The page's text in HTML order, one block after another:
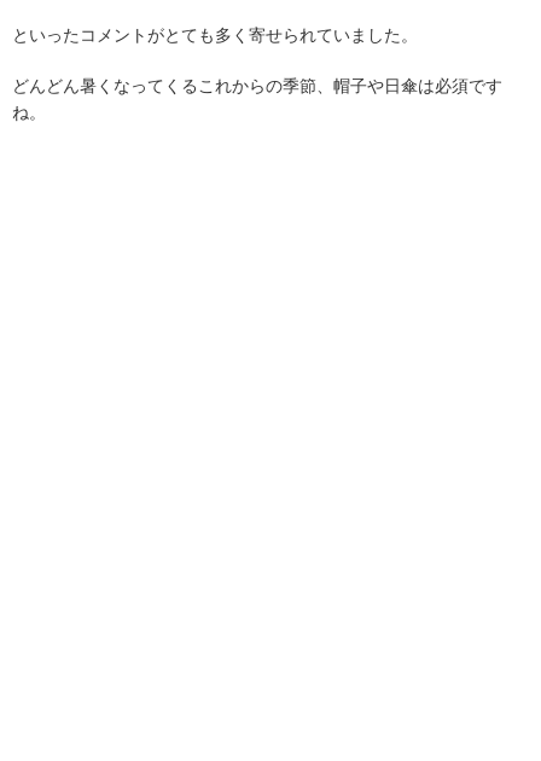
といったコメントがとても多く寄せられていました。
どんどん暑くなってくるこれからの季節、帽子や日傘は必須です
ね。